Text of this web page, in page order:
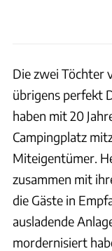
Die zwei Töchter
übrigens perfekt
haben mit 20
Campingplatz
Miteigentümer.
zusammen mit
die Gäste in
ausladende
mordernisiert